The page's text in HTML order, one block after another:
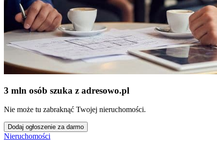
3 mln osób szuka z adresowo.pl
Nie może tu zabraknąć Twojej nieruchomości.
Dodaj ogłoszenie za darmo
Nieruchomości